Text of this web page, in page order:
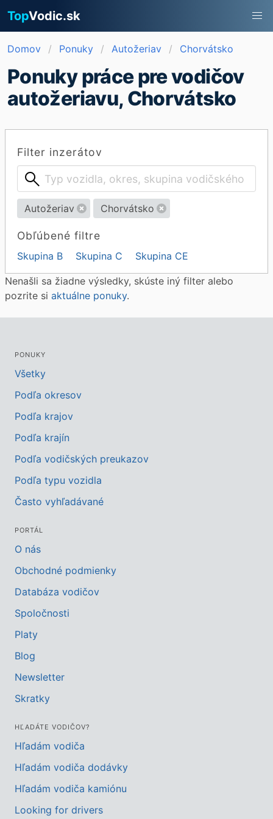
TopVodic.sk
Domov Ponuky Autožeriav Chorvátsko
Ponuky práce pre vodičov
autožeriavu, Chorvátsko
Filter inzerátov
Autožeriav Chorvátsko
Obľúbené filtre
Skupina B Skupina C Skupina CE
Nenašli sa žiadne výsledky, skúste iný filter alebo
pozrite si aktuálne ponuky.
PONUKY
Všetky
Podľa okresov
Podľa krajov
Podľa krajín
Podľa vodičských preukazov
Podľa typu vozidla
Často vyhľadávané
PORTÁL
O nás
Obchodné podmienky
Databáza vodičov
Spoločnosti
Platy
Blog
Newsletter
Skratky
HĽADÁTE VODIČOV?
Hľadám vodiča
Hľadám vodiča dodávky
Hľadám vodiča kamiónu
Looking for drivers